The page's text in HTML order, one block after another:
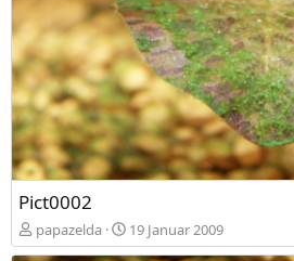
Pict0002
papazelda 19 Januar 2009